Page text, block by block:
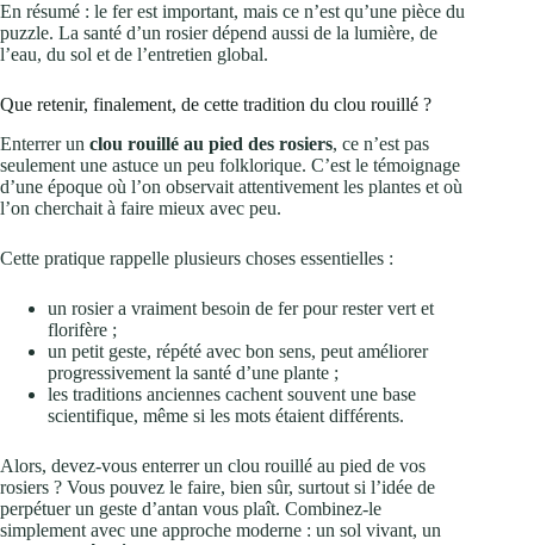
En résumé : le fer est important, mais ce n’est qu’une pièce du
puzzle. La santé d’un rosier dépend aussi de la lumière, de
l’eau, du sol et de l’entretien global.
Que retenir, finalement, de cette tradition du clou rouillé ?
Enterrer un clou rouillé au pied des rosiers, ce n’est pas
seulement une astuce un peu folklorique. C’est le témoignage
d’une époque où l’on observait attentivement les plantes et où
l’on cherchait à faire mieux avec peu.
Cette pratique rappelle plusieurs choses essentielles :
un rosier a vraiment besoin de fer pour rester vert et
florifère ;
un petit geste, répété avec bon sens, peut améliorer
progressivement la santé d’une plante ;
les traditions anciennes cachent souvent une base
scientifique, même si les mots étaient différents.
Alors, devez-vous enterrer un clou rouillé au pied de vos
rosiers ? Vous pouvez le faire, bien sûr, surtout si l’idée de
perpétuer un geste d’antan vous plaît. Combinez-le
simplement avec une approche moderne : un sol vivant, un